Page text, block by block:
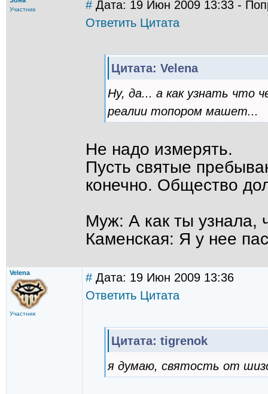
Участник # Дата: 19 Июн 2009 13:33 -
Ответить Цитата
Цитата: Velena
Ну, да... а как узнать что
реалии топором машет...
Не надо измерять.
Пусть святые
конечно. Общество
Муж: А как ты узнала,
Каменская: Я у нее
Velena
Участник
# Дата: 19 Июн 2009 13:36
Ответить Цитата
Цитата: tigrenok
я думаю, святость от